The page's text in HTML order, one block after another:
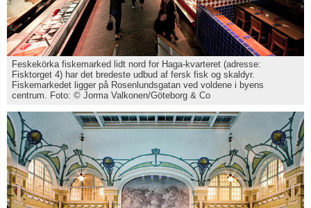
Feskekörka fiskemarked lidt nord for Haga-kvarteret (adresse:
Fisktorget 4) har det bredeste udbud af fersk fisk og skaldyr.
Fiskemarkedet ligger på Rosenlundsgatan ved voldene i byens
centrum. Foto: © Jorma Valkonen/Göteborg & Co